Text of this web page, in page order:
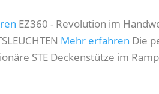
EZ360 - Revolution im
Mehr erfahren Die
STE Deckenstütze im